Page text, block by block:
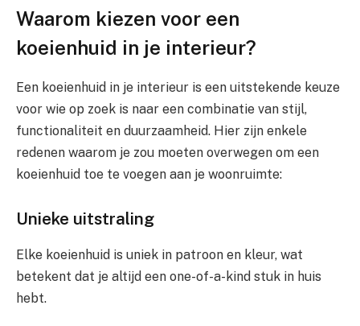
Waarom kiezen voor een
koeienhuid in je interieur?
Een koeienhuid in je interieur is een uitstekende keuze
voor wie op zoek is naar een combinatie van stijl,
functionaliteit en duurzaamheid. Hier zijn enkele
redenen waarom je zou moeten overwegen om een
koeienhuid toe te voegen aan je woonruimte:
Unieke uitstraling
Elke koeienhuid is uniek in patroon en kleur, wat
betekent dat je altijd een one-of-a-kind stuk in huis
hebt.